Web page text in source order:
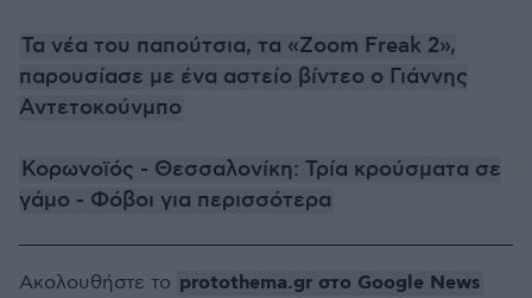
Τα νέα του παπούτσια, τα «Zoom Freak 2»,
παρουσίασε με ένα αστείο βίντεο ο Γιάννης
Αντετοκούνμπο
Κορωνοϊός - Θεσσαλονίκη: Τρία κρούσματα σε
γάμο - Φόβοι για περισσότερα
Ακολουθήστε το protothema.gr στο Google News